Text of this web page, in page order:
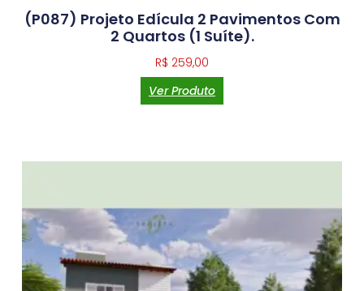
(P087) Projeto Edícula 2 Pavimentos Com
2 Quartos (1 Suíte).
R$ 259,00
Ver Produto